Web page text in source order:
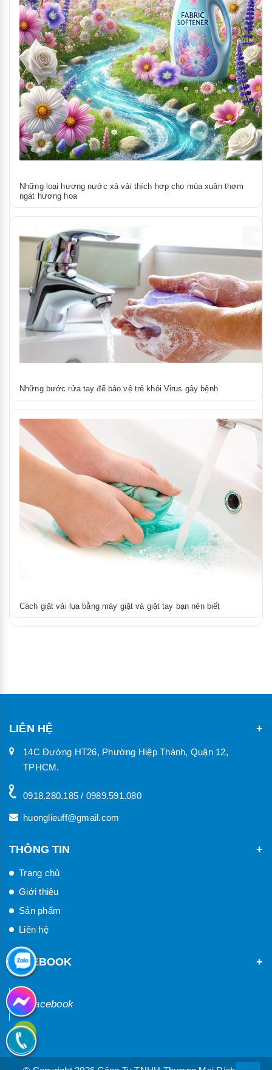
Những loại hương nước xả vải thích hơp cho mùa xuân thơm
ngát hương hoa
Những bước rửa tay để bảo vệ trẻ khỏi Virus gây bệnh
Cách giặt vải lụa bằng máy giặt và giặt tay bạn nên biết
LIÊN HỆ
14C Đường HT26, Phường Hiệp Thành, Quận 12,
TPHCM.
0918.280.185 / 0989.591.080
huonglieuff@gmail.com
THÔNG TIN
Trang chủ
Giới thiệu
Sản phẩm
Liên hệ
FACEBOOK
Facebook